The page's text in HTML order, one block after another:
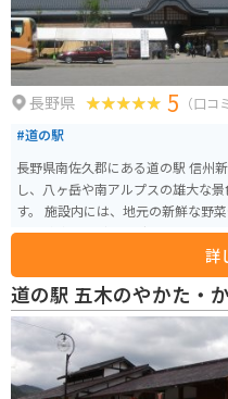
長野県 5 （口コ
#道の駅
長野県南佐久郡にある道の駅 信州
し、八ヶ岳や南アルプスの雄大な
す。 施設内には、地元の新鮮な野菜や果物を販売する農産物直売所や、蕎麦
や山賊焼きなど地元グルメを味わえるレス
れている「星空の文化館」では、
しむことができます。 バイクで訪れる場合、道の駅には広々とした駐車場が
完備されているので安心です。周
ど、絶景のツーリングルートが広が
も最適です。 信州新野千石平を訪れたら、地元産の新鮮な高原野菜や果物は
ぜひお土産にどうぞ。特に、高原レ
詳
道の駅 五木のやかた・